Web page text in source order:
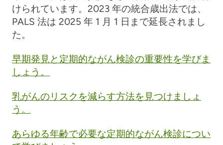
けられています。2023 年の統合歳出法では、
PALS 法は 2025 年 1 月 1 日まで延長されまし
た。
早期発見と定期的ながん検診の重要性を学びま
しょう。
乳がんのリスクを減らす方法を見つけましょ
う。
あらゆる年齢で必要な定期的ながん検診につい